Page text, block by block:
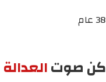
38 عام
كن صوتالعدالة